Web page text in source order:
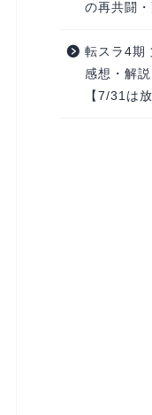
の再共闘
転スラ4期
感想・解
【7/31は